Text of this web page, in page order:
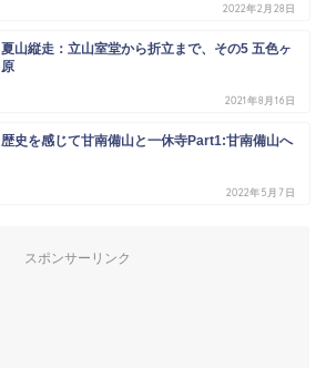
2022年2月28日
夏山縦走：立山室堂から折立まで、その5 五色ヶ
原
2021年8月16日
歴史を感じて甘南備山と一休寺Part1:甘南備山へ
2022年5月7日
スポンサーリンク